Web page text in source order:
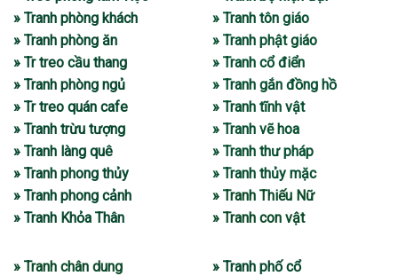
» Tranh phòng khách
» Tranh phòng ăn
» Tr treo cầu thang
» Tranh phòng ngủ
» Tr treo quán cafe
» Tranh trừu tượng
» Tranh làng quê
» Tranh phong thủy
» Tranh phong cảnh
» Tranh Khỏa Thân
» Tranh tôn giáo
» Tranh phật giáo
» Tranh cổ điển
» Tranh gắn đồng hồ
» Tranh tĩnh vật
» Tranh vẽ hoa
» Tranh thư pháp
» Tranh thủy mặc
» Tranh Thiếu Nữ
» Tranh con vật
» Tranh chân dung
» Tranh phố cổ